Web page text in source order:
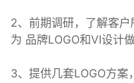
2、前期调研，了解客户
为 品牌LOGO和VI设计
3、提供几套LOGO方案